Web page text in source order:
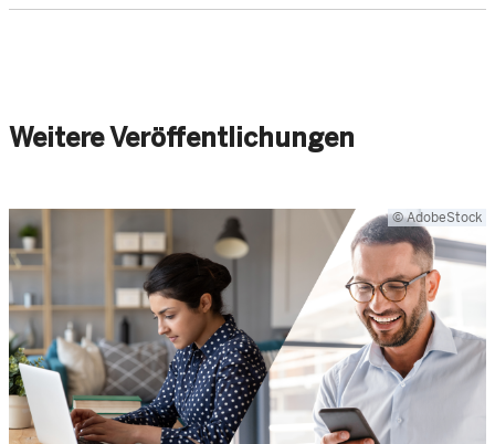
Weitere Veröffentlichungen
© AdobeStock